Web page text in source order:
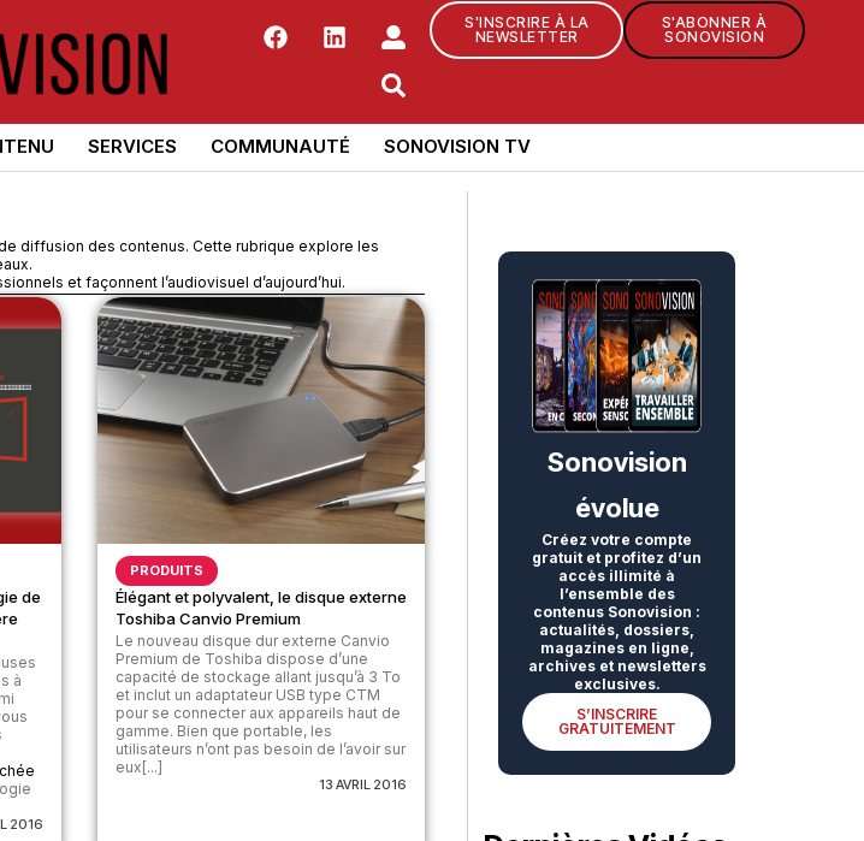
S'INSCRIRE À LA
NEWSLETTER
S'ABONNER À
SONOVISION
SERVICES COMMUNAUTÉ SONOVISION TV
diffusion des contenus. Cette rubrique explore les
et façonnent l’audiovisuel d’aujourd’hui.
de
à
2016
PRODUITS
Élégant et polyvalent, le disque externe
Toshiba Canvio Premium
Le nouveau disque dur externe Canvio
Premium de Toshiba dispose d’une
capacité de stockage allant jusqu’à 3 To
et inclut un adaptateur USB type CTM
pour se connecter aux appareils haut de
gamme. Bien que portable, les
utilisateurs n’ont pas besoin de l’avoir sur
eux[...]
13 AVRIL 2016
Sonovision
évolue
Créez votre compte
gratuit et profitez d’un
accès illimité à
l’ensemble des
contenus Sonovision :
actualités, dossiers,
magazines en ligne,
archives et newsletters
exclusives.
S’INSCRIRE
GRATUITEMENT